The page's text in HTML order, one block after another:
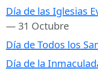
Día de las Iglesias
— 31 Octubre
Día de Todos los
Día de la